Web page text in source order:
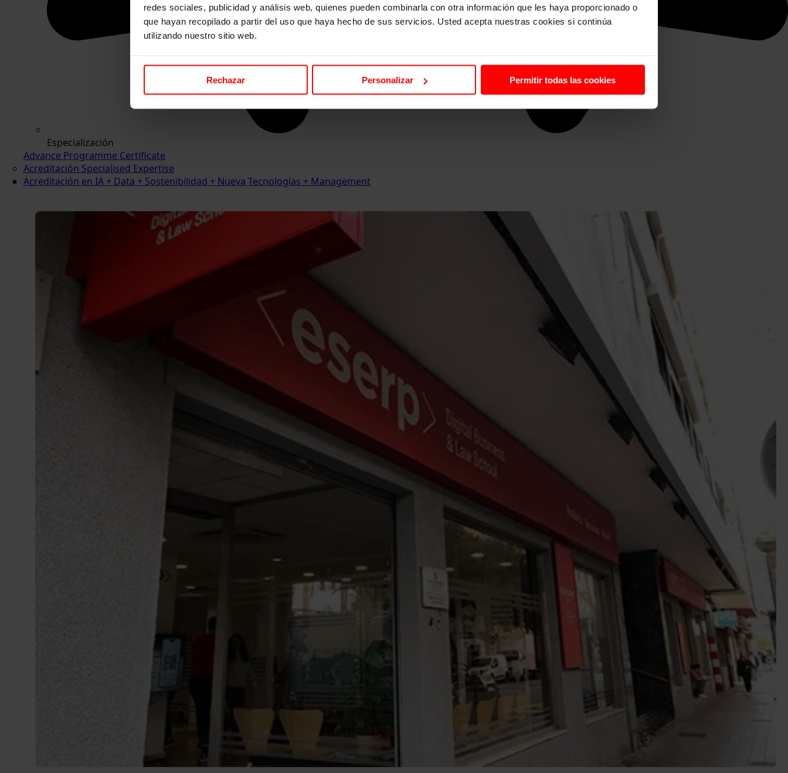
redes sociales, publicidad y análisis web, quienes pueden combinarla con otra información que les haya proporcionado o
que hayan recopilado a partir del uso que haya hecho de sus servicios. Usted acepta nuestras cookies si continúa
utilizando nuestro sitio web.
Rechazar Personalizar Permitir todas las cookies
Especialización
Advance Programme Certificate
Acreditación Specialised Expertise
Acreditación en IA + Data + Sostenibilidad + Nueva Tecnologías + Management